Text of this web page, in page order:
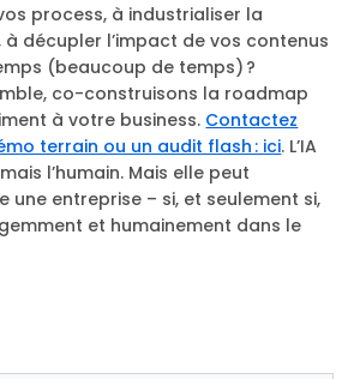
process, à industrialiser la
décupler l’impact de vos contenus
(beaucoup de temps) ?
co-construisons la roadmap
à votre business. Contactez
terrain ou un audit flash : ici. L’IA
l’humain. Mais elle peut
entreprise – si, et seulement si,
et humainement dans le